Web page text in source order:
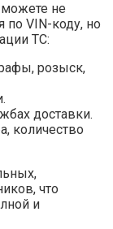
не
по VIN-коду, но
ТС:
розыск,
доставки.
количество
что
и